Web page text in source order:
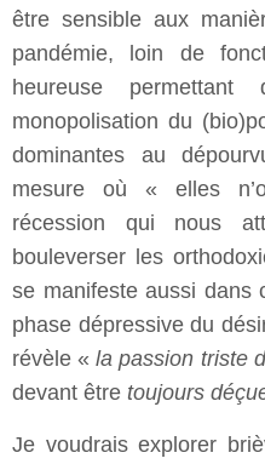
être sensible aux
pandémie, loin de
heureuse permettant
monopolisation du
dominantes au
mesure où « elles
récession qui nous
bouleverser les
se manifeste aussi dans
phase dépressive du
révèle «la passion triste
devant être toujours
Je voudrais explorer